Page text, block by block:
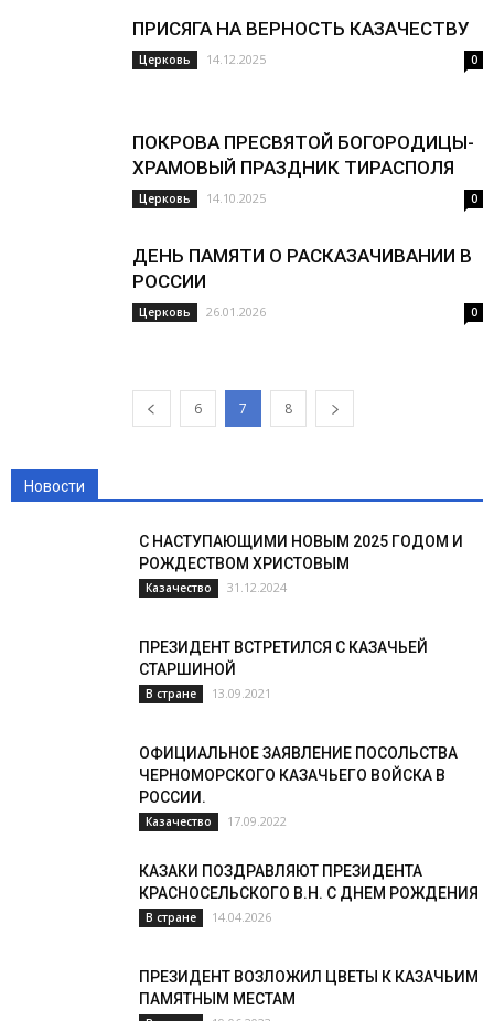
ПРИСЯГА НА ВЕРНОСТЬ КАЗАЧЕСТВУ
Церковь 14.12.2025 0
ПОКРОВА ПРЕСВЯТОЙ БОГОРОДИЦЫ-
ХРАМОВЫЙ ПРАЗДНИК ТИРАСПОЛЯ
Церковь 14.10.2025 0
ДЕНЬ ПАМЯТИ О РАСКАЗАЧИВАНИИ В
РОССИИ
Церковь 26.01.2026 0
6 7 8
Новости
С НАСТУПАЮЩИМИ НОВЫМ 2025 ГОДОМ И
РОЖДЕСТВОМ ХРИСТОВЫМ
Казачество 31.12.2024
ПРЕЗИДЕНТ ВСТРЕТИЛСЯ С КАЗАЧЬЕЙ
СТАРШИНОЙ
В стране 13.09.2021
ОФИЦИАЛЬНОЕ ЗАЯВЛЕНИЕ ПОСОЛЬСТВА
ЧЕРНОМОРСКОГО КАЗАЧЬЕГО ВОЙСКА В
РОССИИ.
Казачество 17.09.2022
КАЗАКИ ПОЗДРАВЛЯЮТ ПРЕЗИДЕНТА
КРАСНОСЕЛЬСКОГО В.Н. С ДНЕМ РОЖДЕНИЯ
В стране 14.04.2026
ПРЕЗИДЕНТ ВОЗЛОЖИЛ ЦВЕТЫ К КАЗАЧЬИМ
ПАМЯТНЫМ МЕСТАМ